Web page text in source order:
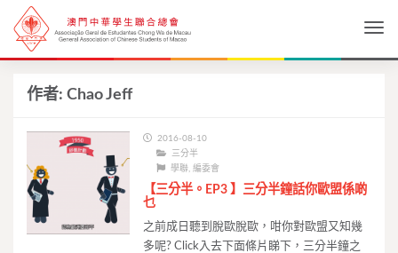
作者: Chao Jeff
2016-08-10
三分半
學聯,編委會
【三分半。EP3 】三分半鐘話你歐盟係啲
乜
之前成日聽到脫歐脫歐，咁你對歐盟又知幾
多呢? Click入去下面條片睇下，三分半鐘之